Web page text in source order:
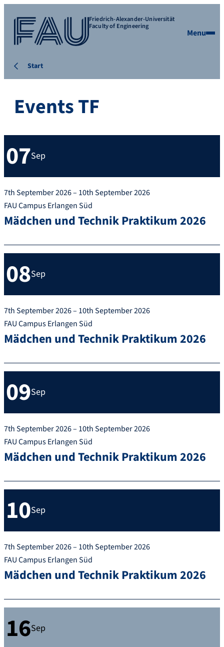
Friedrich-Alexander-Universität
Faculty of Engineering
Menu
Start
Events TF
07Sep
7th September 2026 – 10th September 2026
Mädchen und Technik Praktikum 2026
FAU Campus Erlangen Süd
08Sep
7th September 2026 – 10th September 2026
Mädchen und Technik Praktikum 2026
FAU Campus Erlangen Süd
09Sep
7th September 2026 – 10th September 2026
Mädchen und Technik Praktikum 2026
FAU Campus Erlangen Süd
10Sep
7th September 2026 – 10th September 2026
Mädchen und Technik Praktikum 2026
FAU Campus Erlangen Süd
16Sep